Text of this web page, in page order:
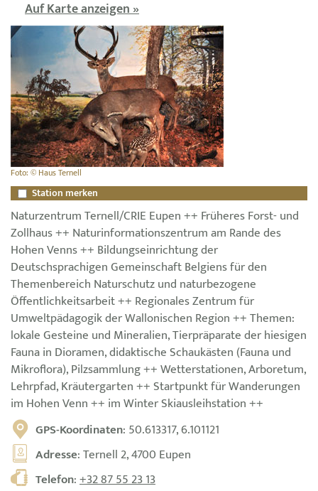
Auf Karte anzeigen »
Foto: © Haus Ternell
Station merken
Naturzentrum Ternell/CRIE Eupen ++ Früheres Forst- und
Zollhaus ++ Naturinformationszentrum am Rande des
Hohen Venns ++ Bildungseinrichtung der
Deutschsprachigen Gemeinschaft Belgiens für den
Themenbereich Naturschutz und naturbezogene
Öffentlichkeitsarbeit ++ Regionales Zentrum für
Umweltpädagogik der Wallonischen Region ++ Themen:
lokale Gesteine und Mineralien, Tierpräparate der hiesigen
Fauna in Dioramen, didaktische Schaukästen (Fauna und
Mikroflora), Pilzsammlung ++ Wetterstationen, Arboretum,
Lehrpfad, Kräutergarten ++ Startpunkt für Wanderungen
im Hohen Venn ++ im Winter Skiausleihstation ++
GPS-Koordinaten: 50.613317, 6.101121
Adresse: Ternell 2, 4700 Eupen
Telefon:+32 87 55 23 13